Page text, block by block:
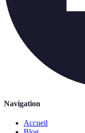
Navigation
Accueil